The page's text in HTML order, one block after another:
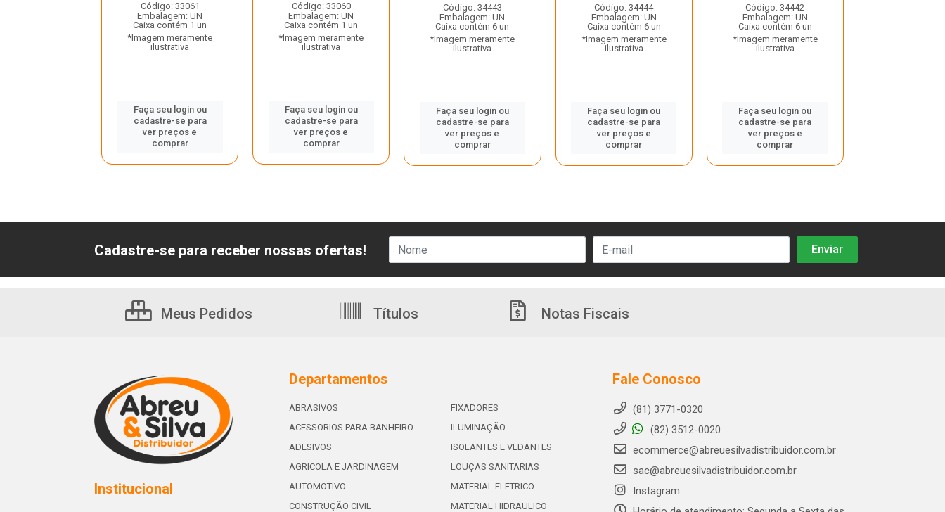
Código: 33061
Embalagem: UN
Caixa contém 1 un
*Imagem meramente
ilustrativa
Faça seu login ou
cadastre-se para
ver preços e
comprar
Código: 33060
Embalagem: UN
Caixa contém 1 un
*Imagem meramente
ilustrativa
Faça seu login ou
cadastre-se para
ver preços e
comprar
Código: 34443
Embalagem: UN
Caixa contém 6 un
*Imagem meramente
ilustrativa
Faça seu login ou
cadastre-se para
ver preços e
comprar
Código: 34444
Embalagem: UN
Caixa contém 6 un
*Imagem meramente
ilustrativa
Faça seu login ou
cadastre-se para
ver preços e
comprar
Código: 34442
Embalagem: UN
Caixa contém 6 un
*Imagem meramente
ilustrativa
Faça seu login ou
cadastre-se para
ver preços e
comprar
Cadastre-se para receber nossas ofertas!
Meus Pedidos Títulos Notas Fiscais
Institucional
Departamentos
ABRASIVOS
ACESSORIOS PARA BANHEIRO
ADESIVOS
AGRICOLA E JARDINAGEM
AUTOMOTIVO
CONSTRUÇÃO CIVIL
FIXADORES
ILUMINAÇÃO
ISOLANTES E VEDANTES
LOUÇAS SANITARIAS
MATERIAL ELETRICO
MATERIAL HIDRAULICO
Fale Conosco
(81) 3771-0320
(82) 3512-0020
ecommerce@abreuesilvadistribuidor.com.br
sac@abreuesilvadistribuidor.com.br
Instagram